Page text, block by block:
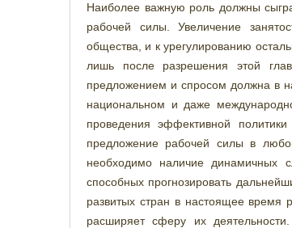
Наиболее важную роль должны
рабочей силы. Увеличение
общества, и к урегулированию
лишь после разрешения этой
предложением и спросом должна в
национальном и даже
проведения эффективной
предложение рабочей силы в
необходимо наличие динамичных
способных прогнозировать
развитых стран в настоящее время
расширяет сферу их